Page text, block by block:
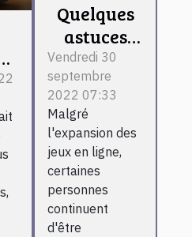
Quelques
astuces
faciles
pour jouer
au casino
en ligne
Vendredi 30
septembre
2022 07:33
Malgré
l'expansion des
jeux en ligne,
certaines
personnes
continuent
d'être